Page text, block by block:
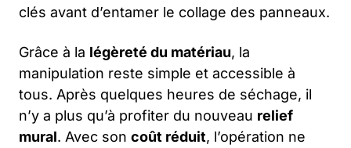
clés avant d’entamer le collage des panneaux.
Grâce à la légèreté du matériau, la
manipulation reste simple et accessible à
tous. Après quelques heures de séchage, il
n’y a plus qu’à profiter du nouveau relief
mural. Avec son coût réduit, l’opération ne